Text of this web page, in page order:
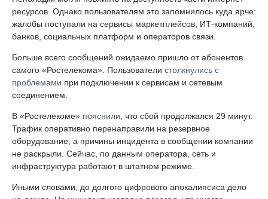
ресурсов. Однако пользователям это запомнилось куда ярче:
жалобы поступали на сервисы маркетплейсов, ИТ-компаний,
банков, социальных платформ и операторов связи.
Больше всего сообщений ожидаемо пришло от абонентов
самого «Ростелекома». Пользователи столкнулись с
проблемами при подключении к сервисам и сетевым
соединением.
В «Ростелекоме» пояснили , что сбой продолжался 29 минут.
Трафик оперативно перенаправили на резервное
оборудование, а причины инцидента в сообщении компании
не раскрыли. Сейчас, по данным оператора, сеть и
инфраструктура работают в штатном режиме.
Иными словами, до долгого цифрового апокалипсиса дело